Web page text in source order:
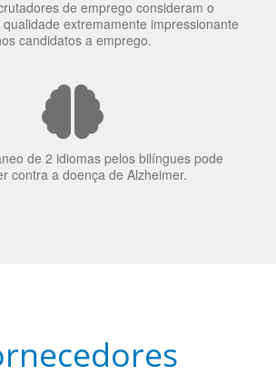
de emprego consideram o
nos candidatos a emprego.